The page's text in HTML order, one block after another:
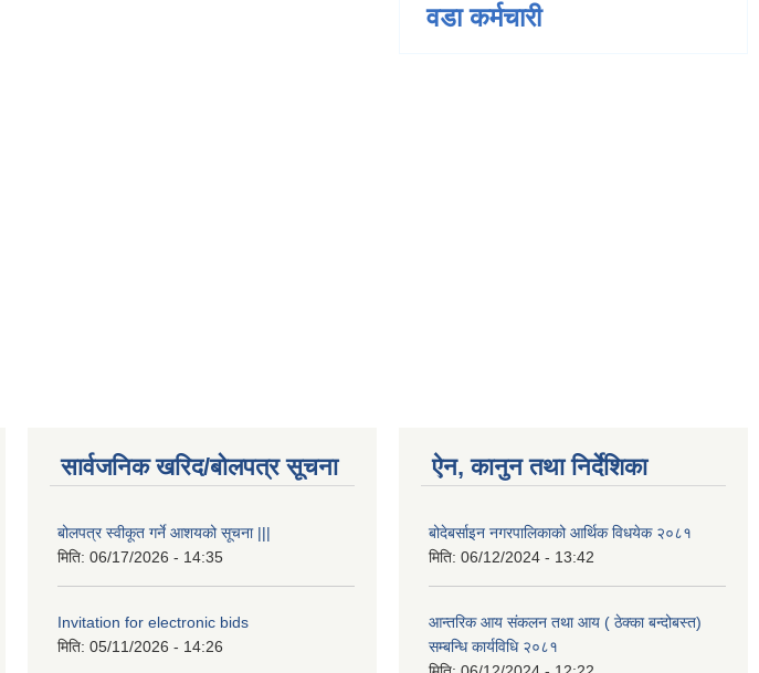
वडा कर्मचारी
सार्वजनिक खरिद/बोलपत्र सूचना
बोलपत्र स्वीकूत गर्ने आशयको सूचना |||
मिति: 06/17/2026 - 14:35
Invitation for electronic bids
मिति: 05/11/2026 - 14:26
ऐन, कानुन तथा निर्देशिका
बोदेबर्साइन नगरपालिकाको आर्थिक विधयेक २०८१
मिति: 06/12/2024 - 13:42
आन्तरिक आय संकलन तथा आय ( ठेक्का बन्दोबस्त)
सम्बन्धि कार्यविधि २०८१